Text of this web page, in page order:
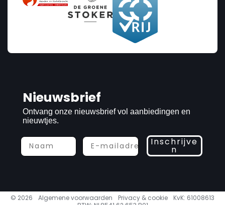
Nieuwsbrief
Ontvang onze nieuwsbrief vol aanbiedingen en
nieuwtjes.
Inschrijve
n
© 2026 Algemene voorwaarden Privacy & cookie
KvK: 61008613